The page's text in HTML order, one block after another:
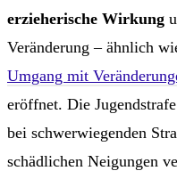
erzieherische Wirkung
Veränderung – ähnlich
Umgang mit
eröffnet. Die
bei schwerwiegenden
schädlichen Neigungen